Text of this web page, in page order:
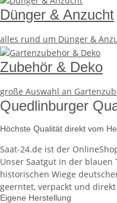
Dünger & Anzucht
alles rund um Dünger &
Zubehör & Deko
große Auswahl an
Quedlinburger
Höchste Qualität direkt vom
Saat-24.de ist der
Unser Saatgut in der
historischen Wiege
geerntet, verpackt und
Eigene Herstellung